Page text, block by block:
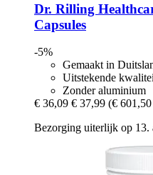
Dr. Rilling
Capsules
-5%
Gemaakt in
Uitstekende
Zonder aluminium
€ 36,09 € 37,99 (€
Bezorging uiterlijk op 13.